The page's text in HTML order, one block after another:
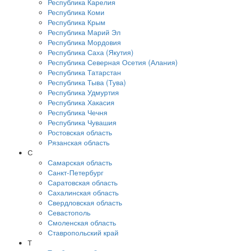
Республика Карелия
Республика Коми
Республика Крым
Республика Марий Эл
Республика Мордовия
Республика Саха (Якутия)
Республика Северная Осетия (Алания)
Республика Татарстан
Республика Тыва (Тува)
Республика Удмуртия
Республика Хакасия
Республика Чечня
Республика Чувашия
Ростовская область
Рязанская область
С
Самарская область
Санкт-Петербург
Саратовская область
Сахалинская область
Свердловская область
Севастополь
Смоленская область
Ставропольский край
Т